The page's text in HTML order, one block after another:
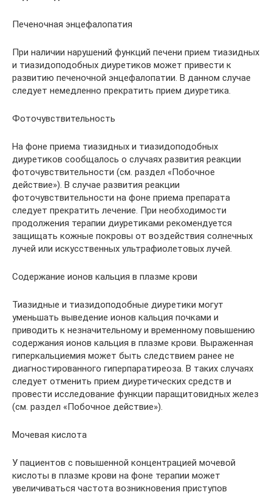
Печеночная энцефалопатия
При наличии нарушений функций печени прием тиазидных
и тиазидоподобных диуретиков может привести к
развитию печеночной энцефалопатии. В данном случае
следует немедленно прекратить прием диуретика.
Фоточувствительность
На фоне приема тиазидных и тиазидоподобных
диуретиков сообщалось о случаях развития реакции
фоточувствительности (см. раздел «Побочное
действие»). В случае развития реакции
фоточувствительности на фоне приема препарата
следует прекратить лечение. При необходимости
продолжения терапии диуретиками рекомендуется
защищать кожные покровы от воздействия солнечных
лучей или искусственных ультрафиолетовых лучей.
Содержание ионов кальция в плазме крови
Тиазидные и тиазидоподобные диуретики могут
уменьшать выведение ионов кальция почками и
приводить к незначительному и временному повышению
содержания ионов кальция в плазме крови. Выраженная
гиперкальциемия может быть следствием ранее не
диагностированного гиперпаратиреоза. В таких случаях
следует отменить прием диуретических средств и
провести исследование функции паращитовидных желез
(см. раздел «Побочное действие»).
Мочевая кислота
У пациентов с повышенной концентрацией мочевой
кислоты в плазме крови на фоне терапии может
увеличиваться частота возникновения приступов